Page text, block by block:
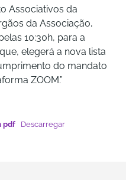
Associativos da
da Associação,
10:30h, para a
elegerá a nova lista
do mandato
ZOOM.”
pdf Descarregar